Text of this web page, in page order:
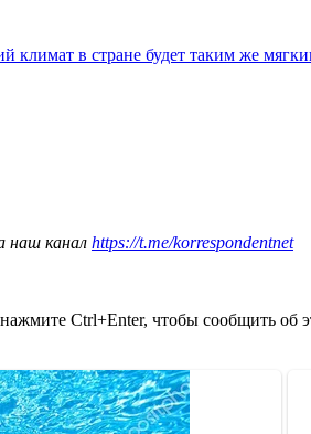
климат в стране будет таким же
наш канал https://t.me/korrespondentnet
Ctrl+Enter, чтобы сообщить об